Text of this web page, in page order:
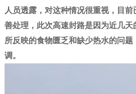
人员透露，对这种情况很重视，目前
善处理，此次高速封路是因为近几
所反映的食物匮乏和缺少热水的问
调。